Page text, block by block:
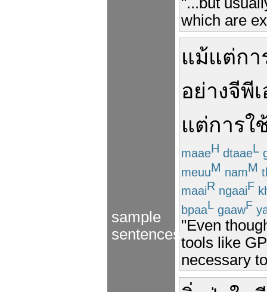
sample
sentences
which are
แม้แต่กา
อย่างจีพี
แต่การใ
maaeH dtaaeL
meuuM namM
maaiR ngaaiF
bpaaL gaawF
"Even
tools like
necessary